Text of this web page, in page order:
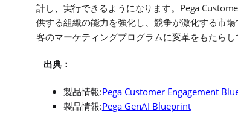
計し、実行できるようになります。 Pega
供する組織の能力を強化し、競争が激化する市
客のマーケティングプログラムに変革をもたらし
出典：
製品情報:Pega Customer Engagement
製品情報:Pega GenAI Blueprint